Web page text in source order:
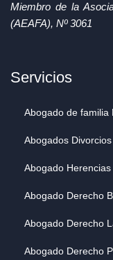
Miembro de la
(AEAFA), Nº 3061
Servicios
Abogado de familia
Abogados
Abogado
Abogado Derecho
Abogado Derecho
Abogado Derecho